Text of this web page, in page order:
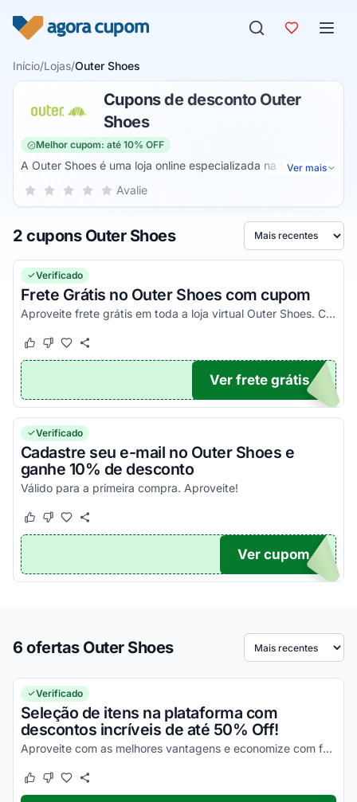
Início/Lojas/Outer Shoes
Cupons de desconto Outer
Shoes
Melhor cupom: até 10% OFF
A Outer Shoes é uma loja online especializada na venda de
calçados. Dessa forma, você pode encontrar os melhores
Ver mais
Sua nota para Outer Shoes, de 1 a 5 estrelas
5 estrelas
4 estrelas
3 estrelas
2 estrelas
1 estrela Avalie
2 cupons Outer Shoes Ordenar por
Verificado
Frete Grátis no Outer Shoes com cupom
Aproveite frete grátis em toda a loja virtual Outer Shoes. Confira as condições e aproveite!
Este cupom funcionou
Este cupom não funcionou
FG
Ver frete grátis
Verificado
Cadastre seu e-mail no Outer Shoes e
ganhe 10% de desconto
Válido para a primeira compra. Aproveite!
Este cupom funcionou
Este cupom não funcionou
TICO
Ver cupom
6 ofertas Outer Shoes Ordenar por
Verificado
Seleção de itens na plataforma com
descontos incríveis de até 50% Off!
Aproveite com as melhores vantagens e economize com facilidade nas suas compras!
Este cupom funcionou
Este cupom não funcionou